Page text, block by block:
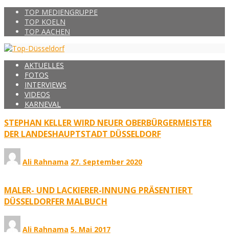
TOP MEDIENGRUPPE
TOP KOELN
TOP AACHEN
AKTUELLES
FOTOS
INTERVIEWS
VIDEOS
KARNEVAL
STEPHAN KELLER WIRD NEUER OBERBÜRGERMEISTER
DER LANDESHAUPTSTADT DÜSSELDORF
Ali Rahnama 27. September 2020
MALER- UND LACKIERER-INNUNG PRÄSENTIERT
DÜSSELDORFER MALBUCH
Ali Rahnama 5. Mai 2017